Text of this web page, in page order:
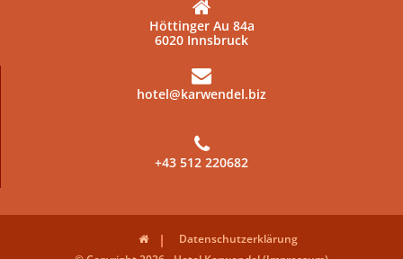
Höttinger Au 84a
6020 Innsbruck
hotel@karwendel.biz
+43 512 220682
Datenschutzerklärung